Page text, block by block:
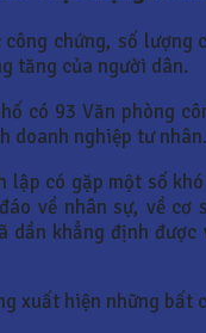
chứng, số
tăng của người dân.
có 93 Văn phòng
doanh nghiệp tư nhân.
lập có gặp một số
về nhân sự, về
dần khẳng định
xuất hiện những bất